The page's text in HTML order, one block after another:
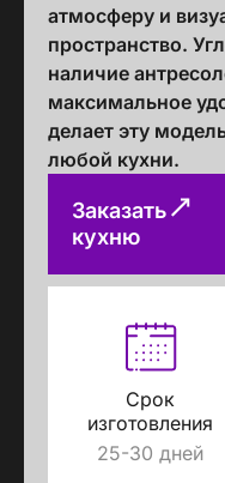
атмосферу и
пространство.
наличие
максимальное
делает эту
любой кухни.
Заказать
кухню
Срок
изготовления
25-30 дней